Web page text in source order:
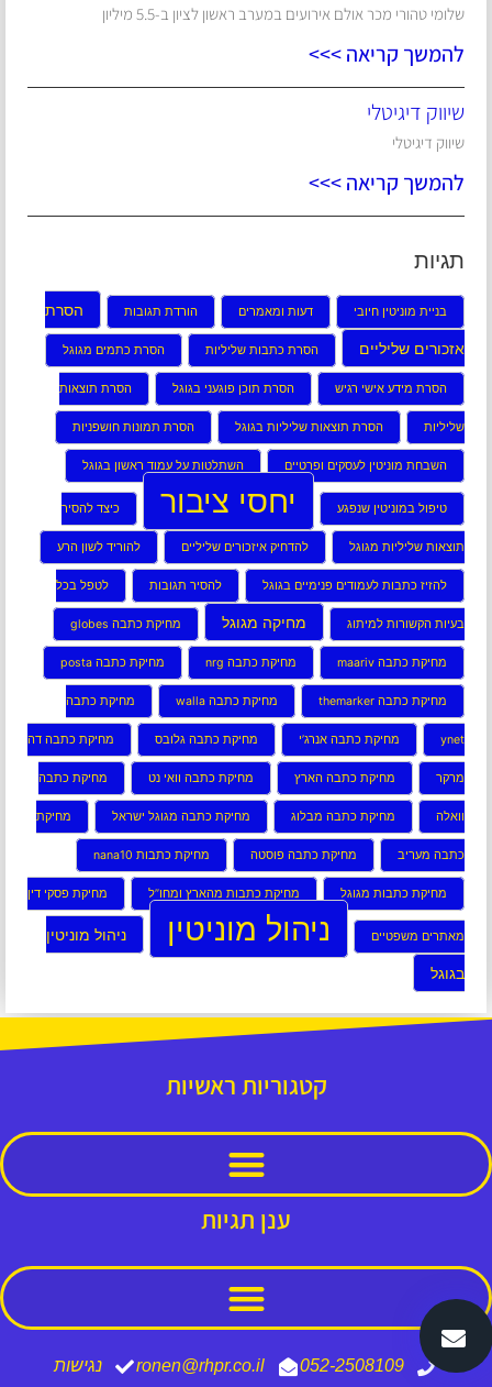
שלומי טהורי מכר אולם אירועים במערב ראשון לציון ב-5.5 מיליון
להמשך קריאה >>>
שיווק דיגיטלי
שיווק דיגיטלי
להמשך קריאה >>>
תגיות
בניית מוניטין חיובי דעות ומאמרים הורדת תגובות הסרת
אזכורים שליליים הסרת כתבות שליליות הסרת כתמים מגוגל
הסרת מידע אישי רגיש הסרת תוכן פוגעני בגוגל הסרת תוצאות
שליליות הסרת תוצאות שליליות בגוגל הסרת תמונות חושפניות
השבחת מוניטין לעסקים ופרטיים השתלטות על עמוד ראשון בגוגל
טיפול במוניטין שנפגע יחסי ציבור כיצד להסיר
תוצאות שליליות מגוגל להדחיק איזכורים שליליים להוריד לשון הרע
להזיז כתבות לעמודים פנימיים בגוגל להסיר תגובות לטפל בכל
בעיות הקשורות למיתוג מחיקה מגוגל מחיקת כתבה globes
מחיקת כתבה maariv מחיקת כתבה nrg מחיקת כתבה posta
מחיקת כתבה themarker מחיקת כתבה walla מחיקת כתבה
ynet מחיקת כתבה אנרג’י מחיקת כתבה גלובס מחיקת כתבה דה
מרקר מחיקת כתבה הארץ מחיקת כתבה וואי נט מחיקת כתבה
וואלה מחיקת כתבה מבלוג מחיקת כתבה מגוגל ישראל מחיקת
כתבה מעריב מחיקת כתבה פוסטה מחיקת כתבות nana10
מחיקת כתבות מגוגל מחיקת כתבות מהארץ ומחו”ל מחיקת פסקי דין
מאתרים משפטיים ניהול מוניטין ניהול מוניטין
בגוגל
קטגוריות ראשיות
ענן תגיות
052-2508109
ronen@rhpr.co.il נגישות